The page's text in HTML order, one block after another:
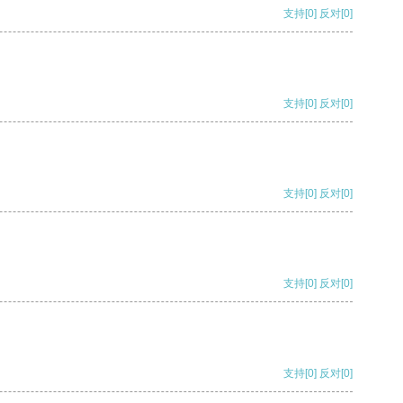
支持[0] 反对[0]
支持[0] 反对[0]
支持[0] 反对[0]
支持[0] 反对[0]
支持[0] 反对[0]